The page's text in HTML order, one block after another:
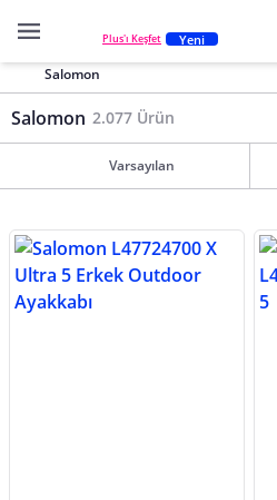
Plus'ı Keşfet Yeni
Salomon
Salomon 2.077 Ürün
Varsayılan